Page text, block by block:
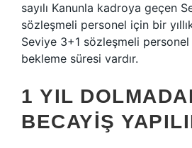
sayılı Kanunla kadroya geçen
sözleşmeli personel için bir
Seviye 3+1 sözleşmeli
bekleme süresi vardır.
1 YIL
BECAYIŞ